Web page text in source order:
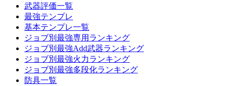
武器評価一覧
最強テンプレ
基本テンプレ一覧
ジョブ別最強専用ランキング
ジョブ別最強Add武器ランキング
ジョブ別最強火力ランキング
ジョブ別最強多段化ランキング
防具一覧